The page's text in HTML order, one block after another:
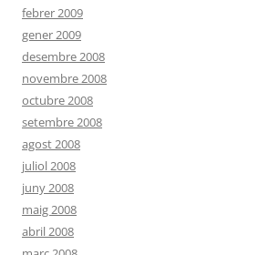
febrer 2009
gener 2009
desembre 2008
novembre 2008
octubre 2008
setembre 2008
agost 2008
juliol 2008
juny 2008
maig 2008
abril 2008